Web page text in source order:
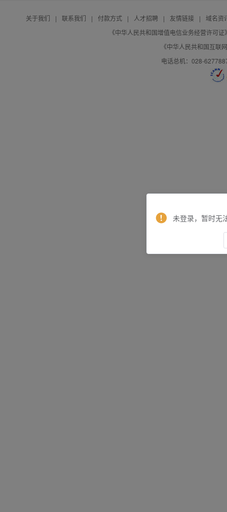
关于我们 | 联系我们 | 付款方式 | 人才招聘 | 友情链接 |
域名资
《中华人民共和国增值电信业务经营许可
《中华人民共和国互联
电话总机：028-
未登录，暂时无